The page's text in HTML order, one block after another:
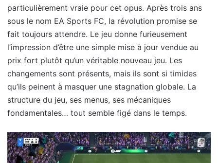
particulièrement vraie pour cet opus. Après trois ans
sous le nom EA Sports FC, la révolution promise se
fait toujours attendre. Le jeu donne furieusement
l’impression d’être une simple mise à jour vendue au
prix fort plutôt qu’un véritable nouveau jeu. Les
changements sont présents, mais ils sont si timides
qu’ils peinent à masquer une stagnation globale. La
structure du jeu, ses menus, ses mécaniques
fondamentales… tout semble figé dans le temps.